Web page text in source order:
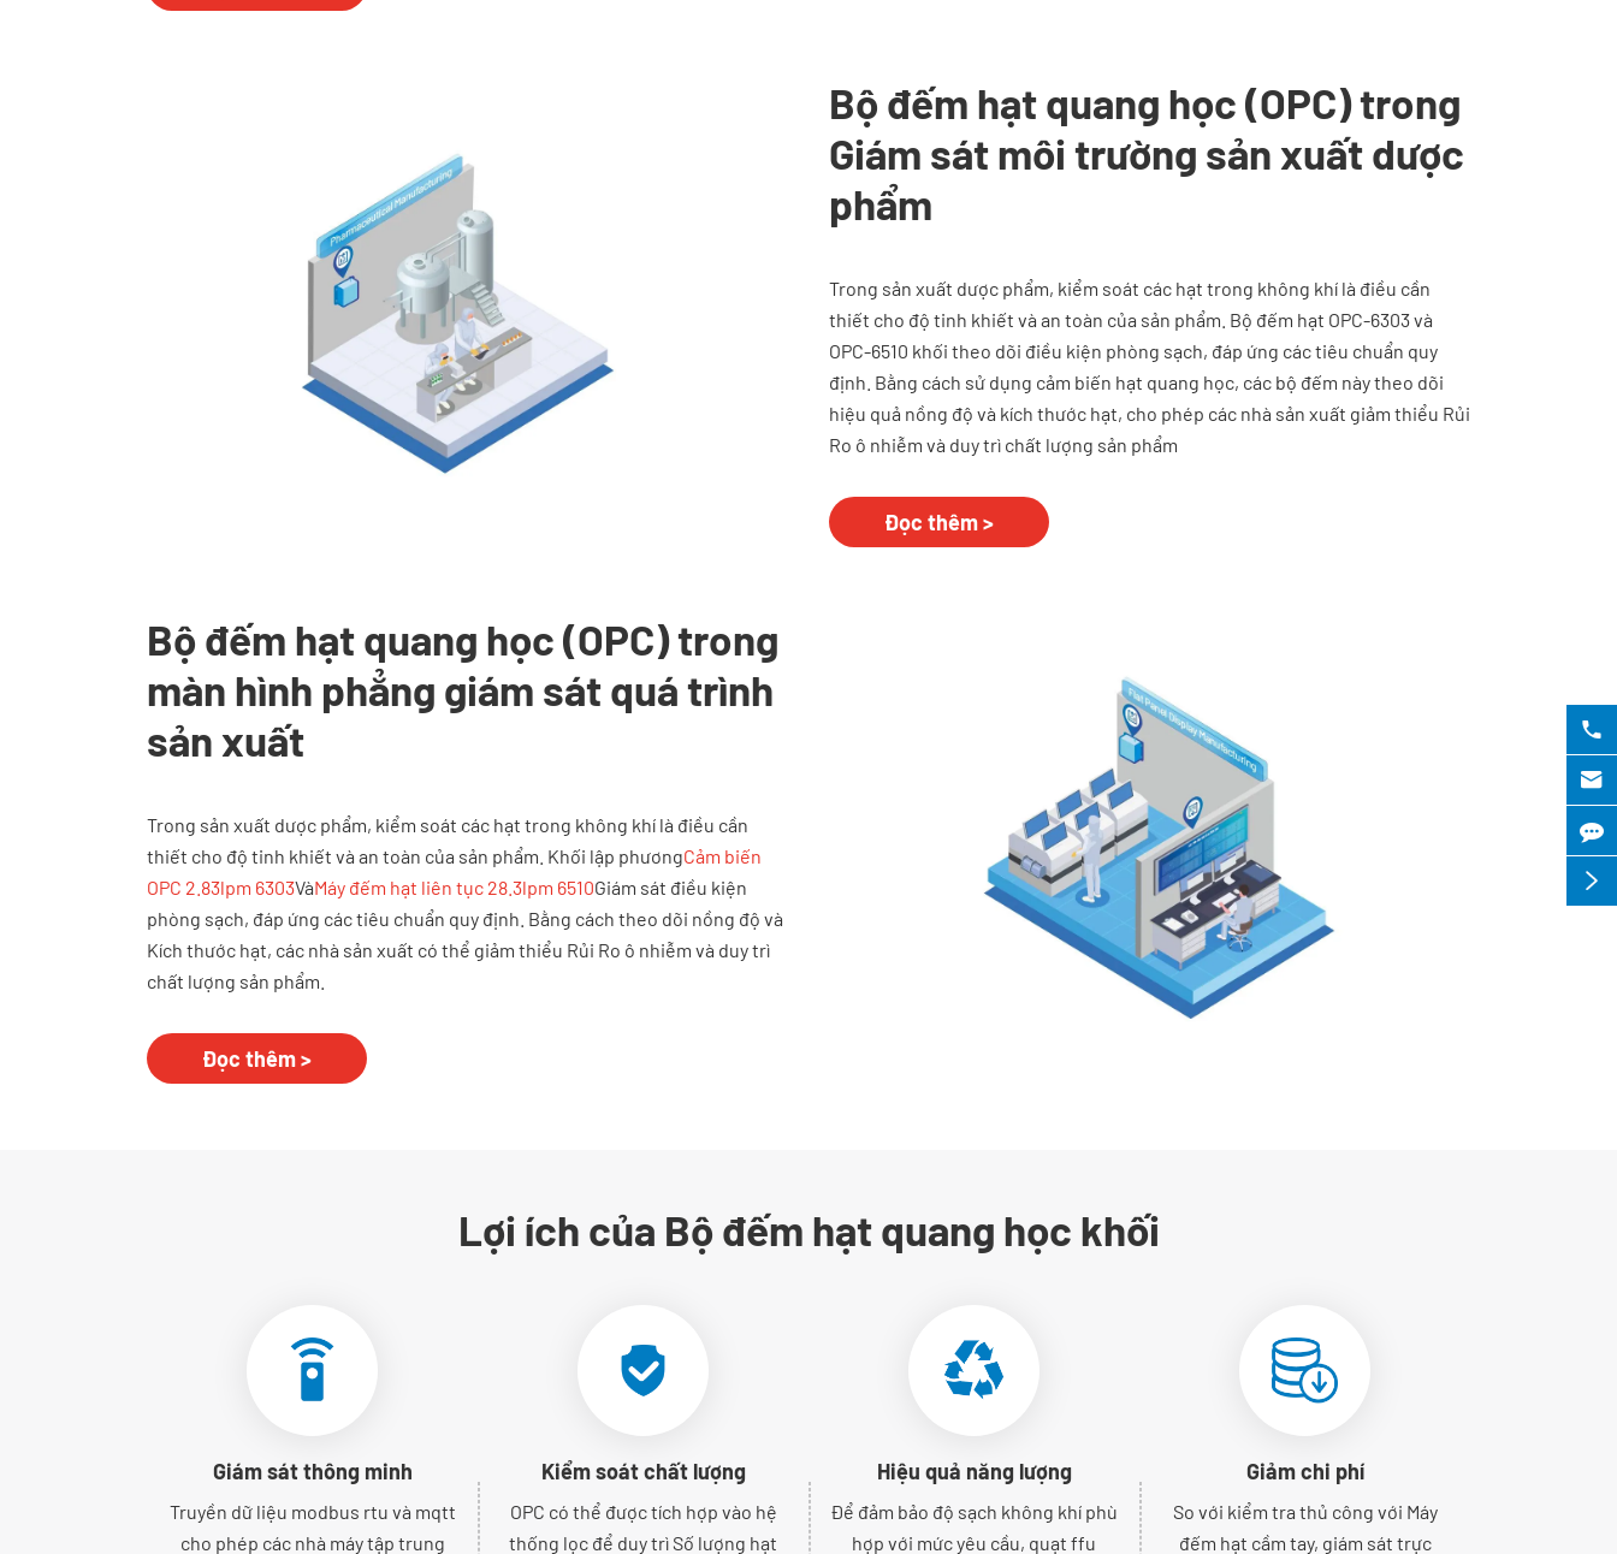
Bộ đếm hạt quang học (OPC) trong
Giám sát môi trường sản xuất dược
phẩm
Trong sản xuất dược phẩm, kiểm soát các hạt trong không khí là điều cần
thiết cho độ tinh khiết và an toàn của sản phẩm. Bộ đếm hạt OPC-6303 và
OPC-6510 khối theo dõi điều kiện phòng sạch, đáp ứng các tiêu chuẩn quy
định. Bằng cách sử dụng cảm biến hạt quang học, các bộ đếm này theo dõi
hiệu quả nồng độ và kích thước hạt, cho phép các nhà sản xuất giảm thiểu Rủi
Ro ô nhiễm và duy trì chất lượng sản phẩm
Đọc thêm >
Bộ đếm hạt quang học (OPC) trong
màn hình phẳng giám sát quá trình
sản xuất
Trong sản xuất dược phẩm, kiểm soát các hạt trong không khí là điều cần
thiết cho độ tinh khiết và an toàn của sản phẩm. Khối lập phươngCảm biến
OPC 2.83lpm 6303VàMáy đếm hạt liên tục 28.3lpm 6510Giám sát điều kiện
phòng sạch, đáp ứng các tiêu chuẩn quy định. Bằng cách theo dõi nồng độ và
Kích thước hạt, các nhà sản xuất có thể giảm thiểu Rủi Ro ô nhiễm và duy trì
chất lượng sản phẩm.
Đọc thêm >
Lợi ích của Bộ đếm hạt quang học khối
Giám sát thông minh
Truyền dữ liệu modbus rtu và mqtt
cho phép các nhà máy tập trung
Kiểm soát chất lượng
OPC có thể được tích hợp vào hệ
thống lọc để duy trì Số lượng hạt
Hiệu quả năng lượng
Để đảm bảo độ sạch không khí phù
hợp với mức yêu cầu, quạt ffu
Giảm chi phí
So với kiểm tra thủ công với Máy
đếm hạt cầm tay, giám sát trực


